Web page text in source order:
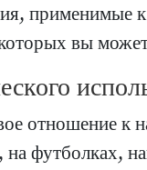
применимые
вы
отношение к
футболках,